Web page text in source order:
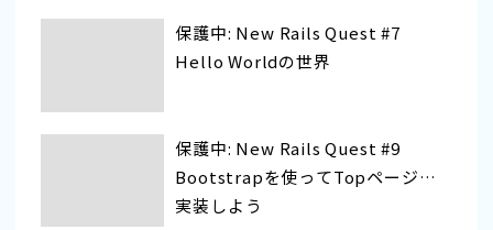
保護中: New Rails Quest #7
Hello Worldの世界
保護中: New Rails Quest #9
Bootstrapを使ってTopページを
実装しよう